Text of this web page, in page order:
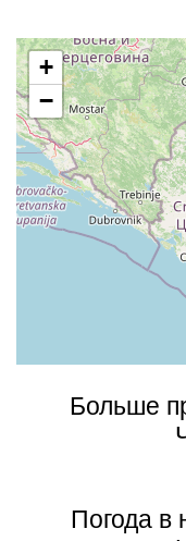
+
−
Больше
Погода в